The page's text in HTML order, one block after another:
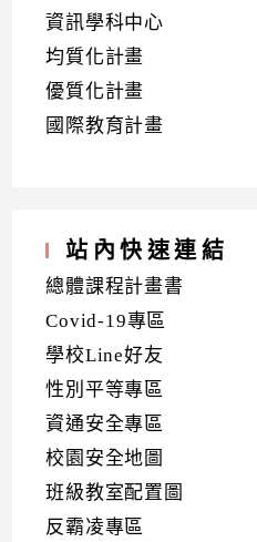
資訊學科中心
均質化計畫
優質化計畫
國際教育計畫
站內快速連結
總體課程計畫書
Covid-19專區
學校Line好友
性別平等專區
資通安全專區
校園安全地圖
班級教室配置圖
反霸凌專區